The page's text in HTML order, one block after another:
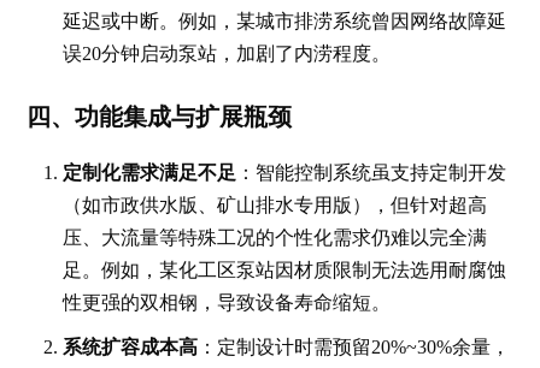
延迟或中断。例如，某城市排涝系统曾因网络故障延
误20分钟启动泵站，加剧了内涝程度。
四、功能集成与扩展瓶颈
定制化需求满足不足 ：智能控制系统虽支持定制开发
（如市政供水版、矿山排水专用版），但针对超高
压、大流量等特殊工况的个性化需求仍难以完全满
足。例如，某化工区泵站因材质限制无法选用耐腐蚀
性更强的双相钢，导致设备寿命缩短。
系统扩容成本高 ：定制设计时需预留20%~30%余量，